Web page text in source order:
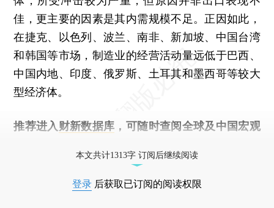
佳，更主要的因素是其内需规模不足。正因如此，
在捷克、以色列、波兰、南非、新加坡、中国台湾
和韩国等市场，制造业的经营活动量远低于巴西、
中国内地、印度、俄罗斯、土耳其和墨西哥等较大
型经济体。
推荐进入 财新数据库 ，可随时查阅全球及中国宏观
本文共计1313字 订阅后继续阅读
登录 后获取已订阅的阅读权限